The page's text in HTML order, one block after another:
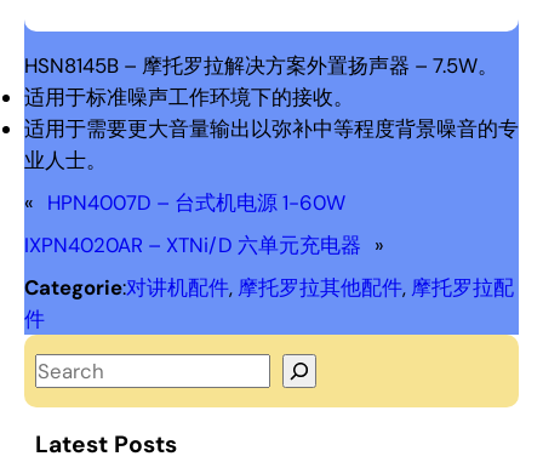
HSN8145B – 摩托罗拉解决方案外置扬声器 – 7.5W。
适用于标准噪声工作环境下的接收。
适用于需要更大音量输出以弥补中等程度背景噪音的专
业人士。
« HPN4007D – 台式机电源 1-60W
IXPN4020AR – XTNi/D 六单元充电器 »
Categorie:对讲机配件, 摩托罗拉其他配件, 摩托罗拉配
件
S
e
aLatest Posts